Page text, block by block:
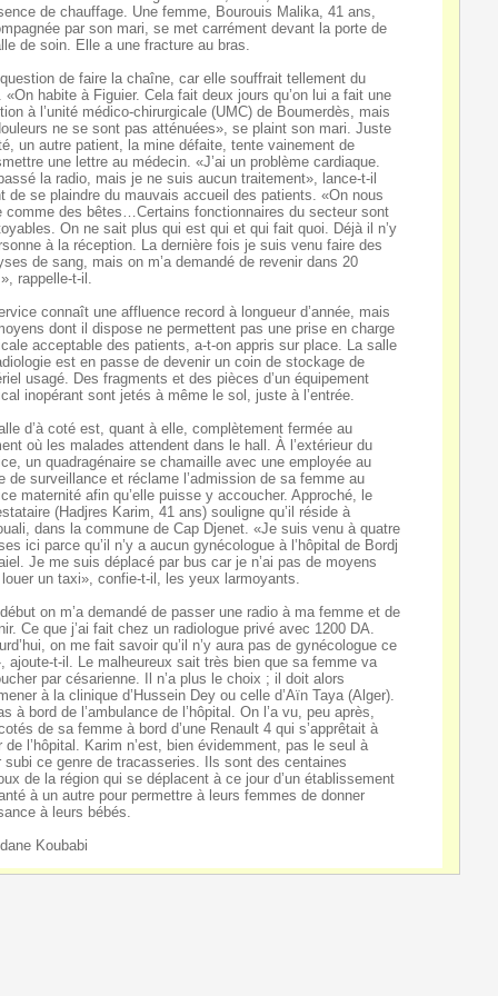
de chauffage. Une femme, Bourouis Malika, 41 ans,
par son mari, se met carrément devant la porte de
de soin. Elle a une fracture au bras.
de faire la chaîne, car elle souffrait tellement du
«On habite à Figuier. Cela fait deux jours qu’on lui a fait une
à l’unité médico-chirurgicale (UMC) de Boumerdès, mais
ne se sont pas atténuées», se plaint son mari. Juste
un autre patient, la mine défaite, tente vainement de
une lettre au médecin. «J’ai un problème cardiaque.
la radio, mais je ne suis aucun traitement», lance-t-il
de se plaindre du mauvais accueil des patients. «On nous
comme des bêtes…Certains fonctionnaires du secteur sont
On ne sait plus qui est qui et qui fait quoi. Déjà il n’y
à la réception. La dernière fois je suis venu faire des
de sang, mais on m’a demandé de revenir dans 20
rappelle-t-il.
connaît une affluence record à longueur d’année, mais
dont il dispose ne permettent pas une prise en charge
acceptable des patients, a-t-on appris sur place. La salle
est en passe de devenir un coin de stockage de
usagé. Des fragments et des pièces d’un équipement
inopérant sont jetés à même le sol, juste à l’entrée.
d’à coté est, quant à elle, complètement fermée au
où les malades attendent dans le hall. À l’extérieur du
un quadragénaire se chamaille avec une employée au
de surveillance et réclame l’admission de sa femme au
maternité afin qu’elle puisse y accoucher. Approché, le
(Hadjres Karim, 41 ans) souligne qu’il réside à
dans la commune de Cap Djenet. «Je suis venu à quatre
ici parce qu’il n’y a aucun gynécologue à l’hôpital de Bordj
Je me suis déplacé par bus car je n’ai pas de moyens
un taxi», confie-t-il, les yeux larmoyants.
on m’a demandé de passer une radio à ma femme et de
Ce que j’ai fait chez un radiologue privé avec 1200 DA.
on me fait savoir qu’il n’y aura pas de gynécologue ce
ajoute-t-il. Le malheureux sait très bien que sa femme va
par césarienne. Il n’a plus le choix ; il doit alors
à la clinique d’Hussein Dey ou celle d’Aïn Taya (Alger).
à bord de l’ambulance de l’hôpital. On l’a vu, peu après,
de sa femme à bord d’une Renault 4 qui s’apprêtait à
de l’hôpital. Karim n’est, bien évidemment, pas le seul à
subi ce genre de tracasseries. Ils sont des centaines
de la région qui se déplacent à ce jour d’un établissement
à un autre pour permettre à leurs femmes de donner
à leurs bébés.
Koubabi